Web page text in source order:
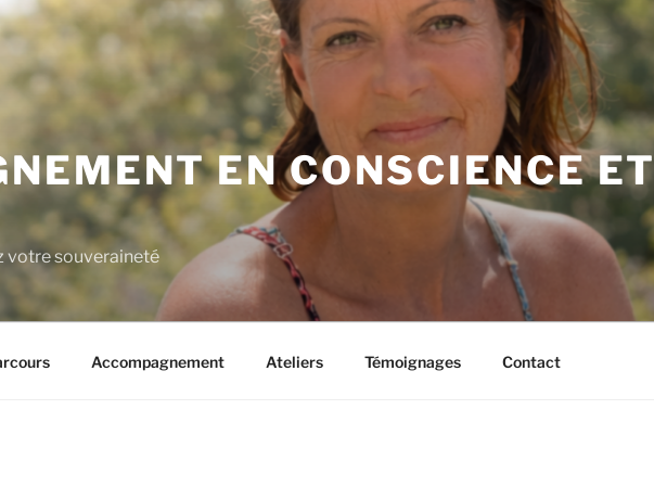
EN CONSCIENCE ET
votre souveraineté
Accompagnement Ateliers Témoignages Contact